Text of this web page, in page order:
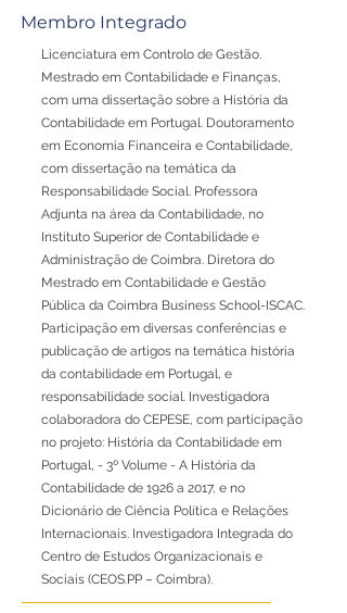
Membro Integrado
Licenciatura em Controlo de Gestão.
Mestrado em Contabilidade e Finanças,
com uma dissertação sobre a História da
Contabilidade em Portugal. Doutoramento
em Economia Financeira e Contabilidade,
com dissertação na temática da
Responsabilidade Social. Professora
Adjunta na área da Contabilidade, no
Instituto Superior de Contabilidade e
Administração de Coimbra. Diretora do
Mestrado em Contabilidade e Gestão
Pública da Coimbra Business School-ISCAC.
Participação em diversas conferências e
publicação de artigos na temática história
da contabilidade em Portugal, e
responsabilidade social. Investigadora
colaboradora do CEPESE, com participação
no projeto: História da Contabilidade em
Portugal, - 3º Volume - A História da
Contabilidade de 1926 a 2017, e no
Dicionário de Ciência Política e Relações
Internacionais. Investigadora Integrada do
Centro de Estudos Organizacionais e
Sociais (CEOS.PP – Coimbra).